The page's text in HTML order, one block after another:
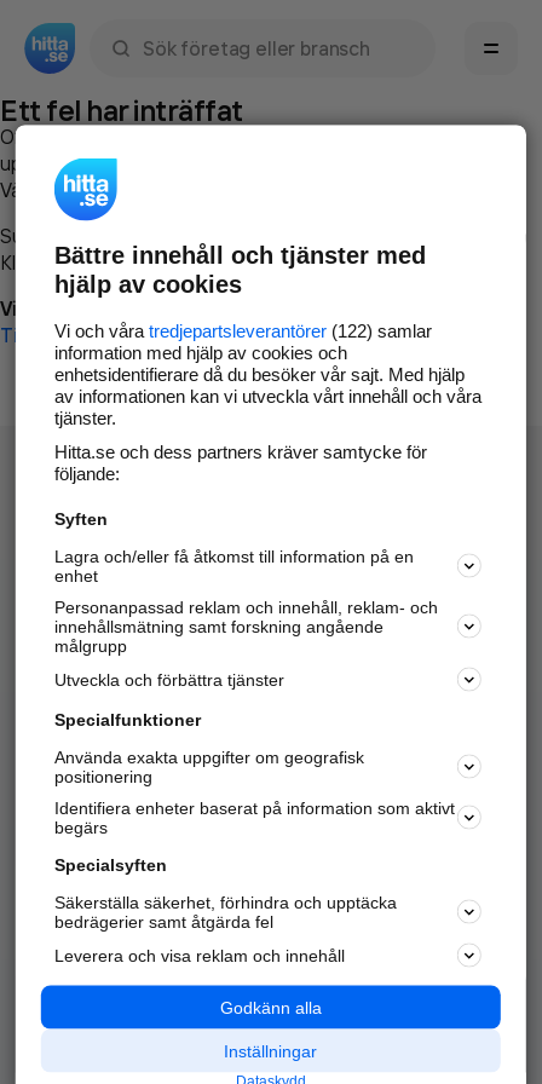
Ett fel har inträffat
Om du vill kan du
uppstod så att vi lättare och snabbare kan avhjälpa det.
Vänligen försök med följande:
Surfa till
Klicka påTillbaka-knappen i webbläsaren och försök igen
Vi beklagar besväret!
Till startsidan
Hitta.se - Gratis nummerupplysning.
Sök företag, personer och platser.
Hitta telefonnummer, adresser, företagsinfo mm.
Marknadsför företaget
Kom igång och annonsera mot
samarbetspartners nära dig.
Alla kategorier
Populära sökningar
API & Kartor
Annonsera
Integritet
Nödnummer
Bättre innehåll och tjänster med
hjälp av cookies
Vi och våra tredjepartsleverantörer(122) samlar
information med hjälp av cookies och
enhetsidentifierare då du besöker vår sajt. Med hjälp
av informationen kan vi utveckla vårt innehåll och våra
tjänster.
Hitta.se och dess partners kräver samtycke för
följande:
Syften
Lagra och/eller få åtkomst till information på en
enhet
Personanpassad reklam och innehåll, reklam- och
innehållsmätning samt forskning angående
målgrupp
Utveckla och förbättra tjänster
Specialfunktioner
Använda exakta uppgifter om geografisk
positionering
Identifiera enheter baserat på information som aktivt
begärs
Specialsyften
Säkerställa säkerhet, förhindra och upptäcka
bedrägerier samt åtgärda fel
Leverera och visa reklam och innehåll
Godkänn alla
Inställningar
Dataskydd